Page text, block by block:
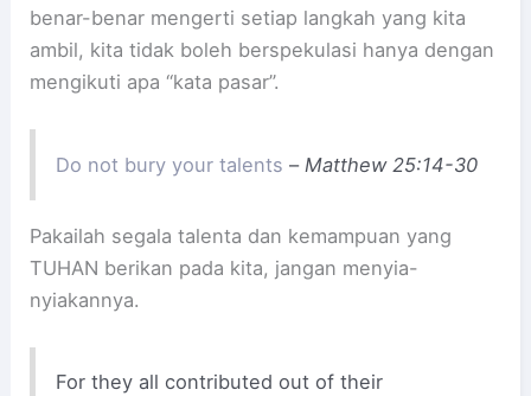
benar-benar mengerti setiap langkah yang kita
ambil, kita tidak boleh berspekulasi hanya dengan
mengikuti apa “kata pasar”.
Do not bury your talents – Matthew 25:14-30
Pakailah segala talenta dan kemampuan yang
TUHAN berikan pada kita, jangan menyia-
nyiakannya.
For they all contributed out of their